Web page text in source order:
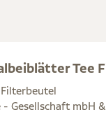
Tee
- Gesellschaft mbH